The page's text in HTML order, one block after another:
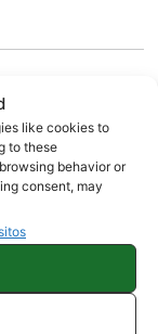
like cookies to
to these
behavior or
consent, may